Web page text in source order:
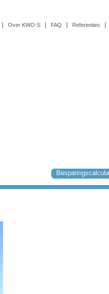
Referenties
FAQ
Over KWO-S